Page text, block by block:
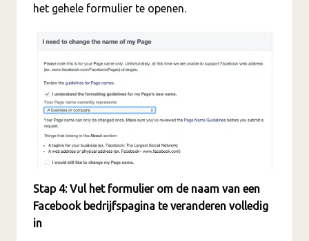
het gehele formulier te openen.
Stap 4: Vul het formulier om de naam van een
Facebook bedrijfspagina te veranderen volledig
in